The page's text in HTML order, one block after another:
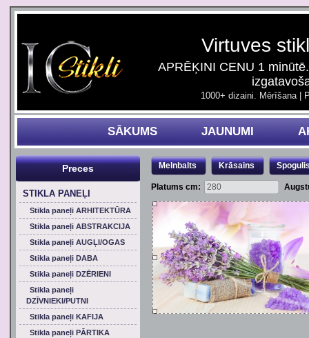
Virtuves
APRĒĶINI CENU 1
1000+ dizaini. Mērīšana |
SĀKUMS JAUNUMI
Melnbalts Krāsains
Platums cm:
Preces
STIKLA PANEĻI
Stikla paneļi ARHITEKTŪRA
Stikla paneļi ABSTRAKCIJA
Stikla paneļi AUGĻI/OGAS
Stikla paneļi DABA
Stikla paneļi DZĒRIENI
Stikla paneļi
DZĪVNIEKI/PUTNI
Stikla paneļi KAFIJA
Stikla paneļi PĀRTIKA